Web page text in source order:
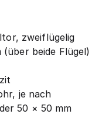
zweiflügelig
beide Flügel)
je nach
50 × 50 mm